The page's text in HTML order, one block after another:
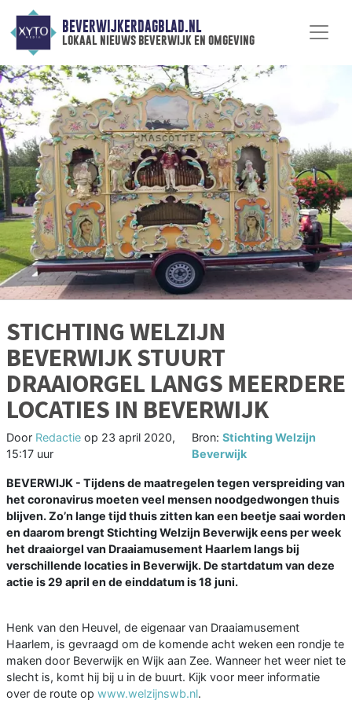
BEVERWIJKERDAGBLAD.NL
lokaal nieuws beverwijk en omgeving
STICHTING WELZIJN
BEVERWIJK STUURT
DRAAIORGEL LANGS MEERDERE
LOCATIES IN BEVERWIJK
Door Redactie op 23 april 2020,
15:17 uur
Bron:Stichting Welzijn
Beverwijk
BEVERWIJK - Tijdens de maatregelen tegen verspreiding van
het coronavirus moeten veel mensen noodgedwongen thuis
blijven. Zo’n lange tijd thuis zitten kan een beetje saai worden
en daarom brengt Stichting Welzijn Beverwijk eens per week
het draaiorgel van Draaiamusement Haarlem langs bij
verschillende locaties in Beverwijk. De startdatum van deze
actie is 29 april en de einddatum is 18 juni.
Henk van den Heuvel, de eigenaar van Draaiamusement
Haarlem, is gevraagd om de komende acht weken een rondje te
maken door Beverwijk en Wijk aan Zee. Wanneer het weer niet te
slecht is, komt hij bij u in de buurt. Kijk voor meer informatie
over de route op www.welzijnswb.nl.